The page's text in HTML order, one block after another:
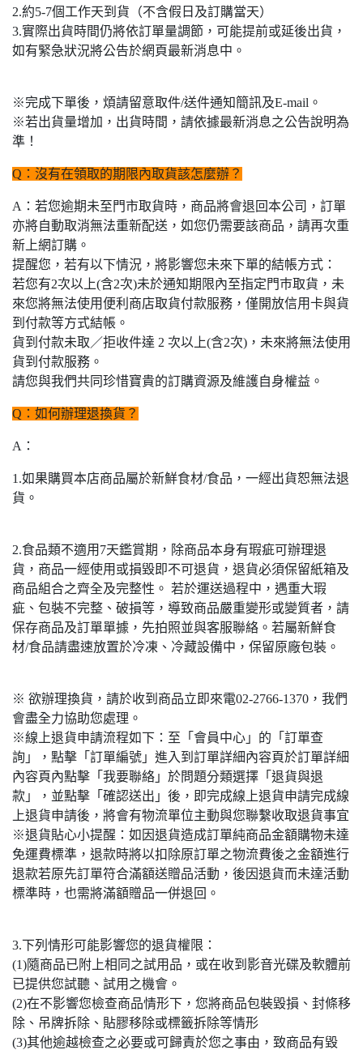
2.約5-7個工作天到貨（不含假日及訂購當天）
3.實際出貨時間仍將依訂單量調節，可能提前或延後出貨，
如有緊急狀況將公告於網頁最新消息中。
※完成下單後，煩請留意取件/送件通知簡訊及E-mail。
※若出貨量增加，出貨時間，請依據最新消息之公告說明為
準！
Q：沒有在領取的期限內取貨該怎麼辦？
A：若您逾期未至門市取貨時，商品將會退回本公司，訂單
亦將自動取消無法重新配送，如您仍需要該商品，請再次重
新上網訂購。
提醒您，若有以下情況，將影響您未來下單的結帳方式：
若您有2次以上(含2次)未於通知期限內至指定門巿取貨，未
來您將無法使用便利商店取貨付款服務，僅開放信用卡與貨
到付款等方式結帳。
貨到付款未取／拒收件達 2 次以上(含2次)，未來將無法使用
貨到付款服務。
請您與我們共同珍惜寶貴的訂購資源及維護自身權益。
Q：如何辦理退換貨？
A：
1.如果購買本店商品屬於新鮮食材/食品，一經出貨恕無法退
貨。
2.食品類不適用7天鑑賞期，除商品本身有瑕疵可辦理退
貨，商品一經使用或損毀即不可退貨，退貨必須保留紙箱及
商品組合之齊全及完整性。 若於運送過程中，遇重大瑕
疵、包裝不完整、破損等，導致商品嚴重變形或變質者，請
保存商品及訂單單據，先拍照並與客服聯絡。若屬新鮮食
材/食品請盡速放置於冷凍、冷藏設備中，保留原廠包裝。
※ 欲辦理換貨，請於收到商品立即來電02-2766-1370，我們
會盡全力協助您處理。
※線上退貨申請流程如下：至「會員中心」的「訂單查
詢」，點擊「訂單編號」進入到訂單詳細內容頁於訂單詳細
內容頁內點擊「我要聯絡」於問題分類選擇「退貨與退
款」，並點擊「確認送出」後，即完成線上退貨申請完成線
上退貨申請後，將會有物流單位主動與您聯繫收取退貨事宜
※退貨貼心小提醒：如因退貨造成訂單純商品金額購物未達
免運費標準，退款時將以扣除原訂單之物流費後之金額進行
退款若原先訂單符合滿額送贈品活動，後因退貨而未達活動
標準時，也需將滿額贈品一併退回。
3.下列情形可能影響您的退貨權限：
(1)隨商品已附上相同之試用品，或在收到影音光碟及軟體前
已提供您試聽、試用之機會。
(2)在不影響您檢查商品情形下，您將商品包裝毀損、封條移
除、吊牌拆除、貼膠移除或標籤拆除等情形
(3)其他逾越檢查之必要或可歸責於您之事由，致商品有毀